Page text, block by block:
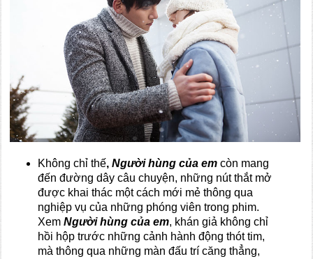
Không chỉ thế,Người hùng của emcòn mang
đến đường dây câu chuyện, những nút thắt mở
được khai thác một cách mới mẻ thông qua
nghiệp vụ của những phóng viên trong phim.
XemNgười hùng của em, khán giả không chỉ
hồi hộp trước những cảnh hành động thót tim,
mà thông qua những màn đấu trí căng thẳng,